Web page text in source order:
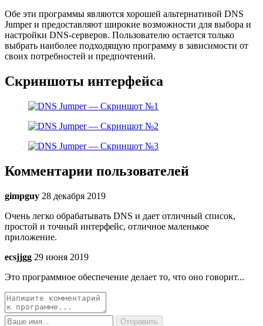
Обе эти программы являются хорошей альтернативой DNS
Jumper и предоставляют широкие возможности для выбора и
настройки DNS-серверов. Пользователю остается только
выбрать наиболее подходящую программу в зависимости от
своих потребностей и предпочтений.
Скриншоты интерфейса
Комментарии пользователей
gimpguy 28 декабря 2019
Очень легко обрабатывать DNS и дает отличный список,
простой и точный интерфейс, отличное маленькое
приложение.
ecsjjgg 29 июня 2019
Это программное обеспечение делает то, что оно говорит...